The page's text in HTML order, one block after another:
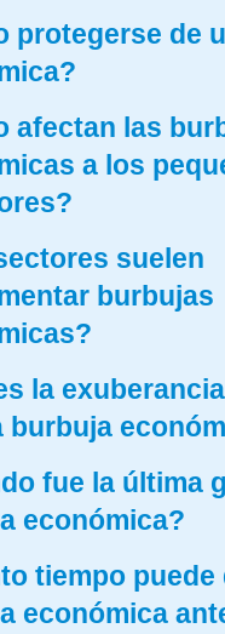
protegerse de
afectan las
a los
suelen
burbujas
la
burbuja
fue la última
económica?
tiempo puede
económica